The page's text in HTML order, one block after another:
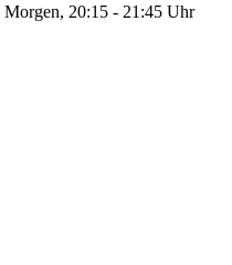
Morgen, 20:15 - 21:45 Uhr